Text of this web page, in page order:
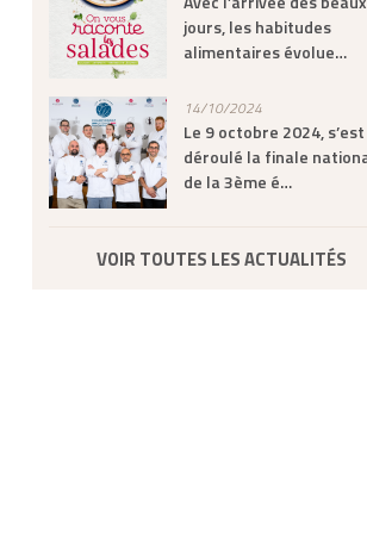
jours, les habitudes
alimentaires évolue…
14/10/2024
Le 9 octobre 2024, s’est
déroulé la finale
de la 3ème é…
VOIR TOUTES LES ACTUALITÉS